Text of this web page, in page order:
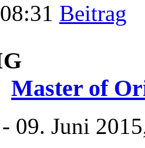
08:31
Master of
- 09. Juni